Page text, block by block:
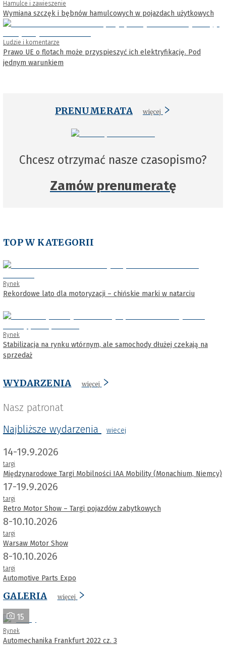
Hamulce i zawieszenie
Wymiana szczęk i bębnów hamulcowych w pojazdach użytkowych
Ludzie i komentarze
Prawo UE o flotach może przyspieszyć ich elektryfikację. Pod
jednym warunkiem
PRENUMERATA więcej
Chcesz otrzymać nasze czasopismo?
Zamów prenumeratę
TOP W KATEGORII
Rynek
Rekordowe lato dla motoryzacji – chińskie marki w natarciu
Rynek
Stabilizacja na rynku wtórnym, ale samochody dłużej czekają na
sprzedaż
WYDARZENIA więcej
Nasz patronat
Najbliższe wydarzenia
wiecej
14-19.9.2026
targi
Międzynarodowe Targi Mobilności IAA Mobility (Monachium, Niemcy)
17-19.9.2026
targi
Retro Motor Show – Targi pojazdów zabytkowych
8-10.10.2026
targi
Warsaw Motor Show
8-10.10.2026
targi
Automotive Parts Expo
GALERIA więcej
15
Rynek
Automechanika Frankfurt 2022 cz. 3